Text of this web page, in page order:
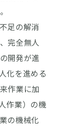
足の解消
完全無人
開発が進
化を進める
作業に加
作業）の機
の機械化